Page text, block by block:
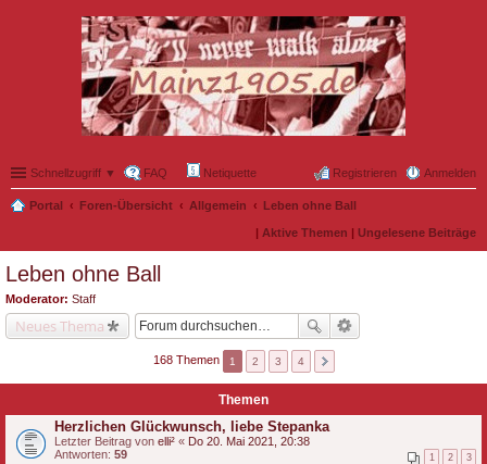
Schnellzugriff ▼ FAQ Netiquette Anmelden
Registrieren
Portal Foren-Übersicht Allgemein Leben ohne Ball
| Aktive Themen | Ungelesene Beiträge
Leben ohne Ball
Moderator: Staff
Neues Thema
168 Themen 1 2 3 4
Themen
Herzlichen Glückwunsch, liebe Stepanka
Letzter Beitrag von elli² « Do 20. Mai 2021, 20:38
Antworten: 59 1 2 3